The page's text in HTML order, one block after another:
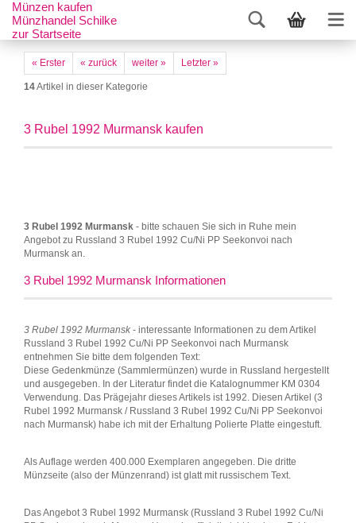
Münzen kaufen
Münzhandel Schilke
zur Startseite
« Erster « zurück weiter » Letzter »
14Artikel in dieser Kategorie
3 Rubel 1992 Murmansk kaufen
3 Rubel 1992 Murmansk - bitte schauen Sie sich in Ruhe mein
Angebot zu Russland 3 Rubel 1992 Cu/Ni PP Seekonvoi nach
Murmansk an.
3 Rubel 1992 Murmansk Informationen
3 Rubel 1992 Murmansk - interessante Informationen zu dem Artikel
Russland 3 Rubel 1992 Cu/Ni PP Seekonvoi nach Murmansk
entnehmen Sie bitte dem folgenden Text:
Diese Gedenkmünze (Sammlermünzen) wurde in Russland hergestellt
und ausgegeben. In der Literatur findet die Katalognummer KM 0304
Verwendung. Das Prägejahr dieses Artikels ist 1992. Diesen Artikel (3
Rubel 1992 Murmansk / Russland 3 Rubel 1992 Cu/Ni PP Seekonvoi
nach Murmansk) habe ich mit der Erhaltung Polierte Platte eingestuft.
Als Auflage werden 400.000 Exemplaren angegeben. Die dritte
Münzseite (also der Münzenrand) ist glatt mit russischem Text.
Das Angebot 3 Rubel 1992 Murmansk (Russland 3 Rubel 1992 Cu/Ni